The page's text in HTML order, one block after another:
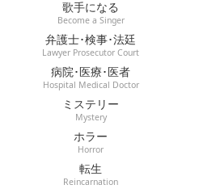
歌手になる
Become a Singer
弁護士･検事･法廷
Lawyer Prosecutor Court
病院･医療･医者
Hospital Medical Doctor
ミステリー
Mystery
ホラー
Horror
転生
Reincarnation